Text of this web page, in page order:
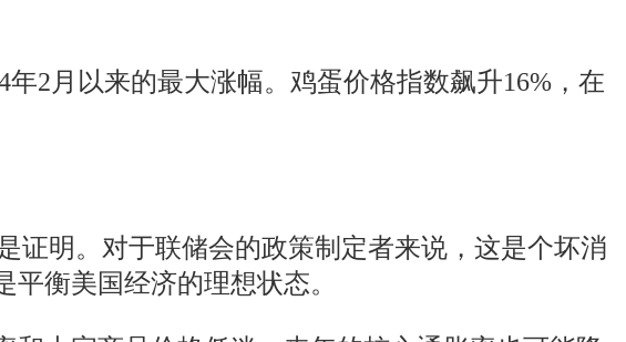
2月以来的最大涨幅。鸡蛋价格指数飙升16%，在
证明。对于联储会的政策制定者来说，这是个坏消
衡美国经济的理想状态。